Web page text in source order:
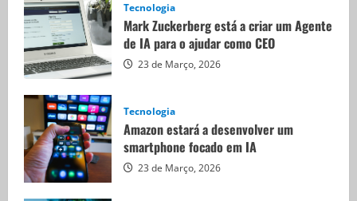
Tecnologia
Mark Zuckerberg está a criar um Agente
de IA para o ajudar como CEO
23 de Março, 2026
Tecnologia
Amazon estará a desenvolver um
smartphone focado em IA
23 de Março, 2026